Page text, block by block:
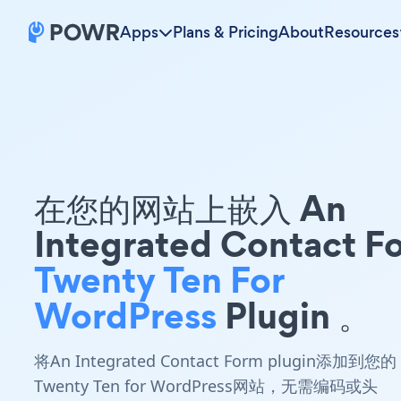
Apps Plans & PricingAboutResources
在您的网站上嵌入 An
Integrated Contact
Twenty Ten For
WordPress Plugin 。
将An Integrated Contact Form plugin添加到您的
Twenty Ten for WordPress网站，无需编码或头